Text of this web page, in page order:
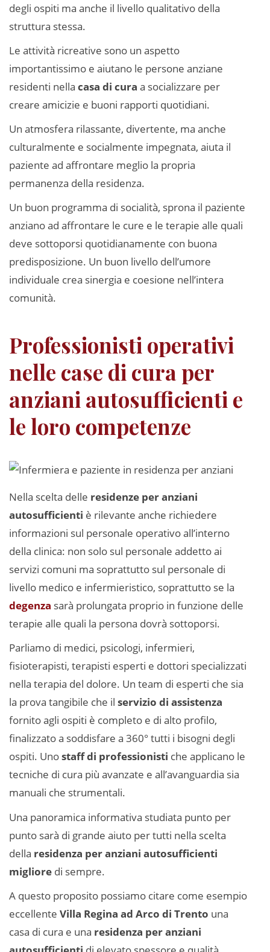
degli ospiti ma anche il livello qualitativo della
struttura stessa.
Le attività ricreative sono un aspetto
importantissimo e aiutano le persone anziane
residenti nella casa di cura a socializzare per
creare amicizie e buoni rapporti quotidiani.
Un atmosfera rilassante, divertente, ma anche
culturalmente e socialmente impegnata, aiuta il
paziente ad affrontare meglio la propria
permanenza della residenza.
Un buon programma di socialità, sprona il paziente
anziano ad affrontare le cure e le terapie alle quali
deve sottoporsi quotidianamente con buona
predisposizione. Un buon livello dell’umore
individuale crea sinergia e coesione nell’intera
comunità.
Professionisti operativi
nelle case di cura per
anziani autosufficienti e
le loro competenze
Nella scelta delle residenze per anziani
autosufficienti è rilevante anche richiedere
informazioni sul personale operativo all’interno
della clinica: non solo sul personale addetto ai
servizi comuni ma soprattutto sul personale di
livello medico e infermieristico, soprattutto se la
degenza sarà prolungata proprio in funzione delle
terapie alle quali la persona dovrà sottoporsi.
Parliamo di medici, psicologi, infermieri,
fisioterapisti, terapisti esperti e dottori specializzati
nella terapia del dolore. Un team di esperti che sia
la prova tangibile che il servizio di assistenza
fornito agli ospiti è completo e di alto profilo,
finalizzato a soddisfare a 360° tutti i bisogni degli
ospiti. Unostaff di professionisti che applicano le
tecniche di cura più avanzate e all’avanguardia sia
manuali che strumentali.
Una panoramica informativa studiata punto per
punto sarà di grande aiuto per tutti nella scelta
della residenza per anziani autosufficienti
migliore di sempre.
A questo proposito possiamo citare come esempio
eccellente Villa Regina ad Arco di Trento una
casa di cura e una residenza per anziani